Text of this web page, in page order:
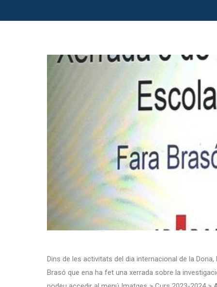
Dins de les activitats del dia internacional de la
Brasó que ena ha fet una xerrada sobre la